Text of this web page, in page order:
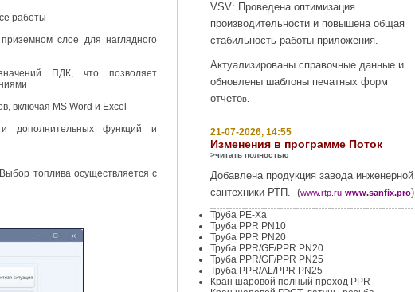
работы
слое для наглядного
ПДК, что позволяет
включая MS Word и Excel
дополнительных функций и
топлива осуществляется с
VSV: Проведена оптимизация
производительности и повышена общая
стабильность работы приложения.
Актуализированы справочные данные и
обновлены шаблоны печатных форм
отчетов.
21-07-2026, 14:55
Изменения в программе Поток
>читать полностью
Добавлена продукция завода инженерной
сантехники РТП. (www.rtp.ru www.sanfix.pro)
Труба PE-Xa
Труба PPR PN10
Труба PPR PN20
Труба PPR/GF/PPR PN20
Труба PPR/GF/PPR PN25
Труба PPR/AL/PPR PN25
Кран шаровой полный проход PPR